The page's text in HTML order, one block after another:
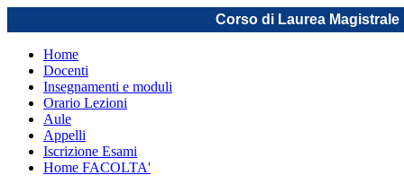
Corso di Laurea
Home
Docenti
Insegnamenti e moduli
Orario Lezioni
Aule
Appelli
Iscrizione Esami
Home FACOLTA'